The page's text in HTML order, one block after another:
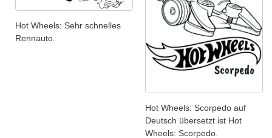
Hot Wheels: Sehr schnelles
Rennauto.
Hot Wheels: Scorpedo auf
Deutsch übersetzt ist Hot
Wheels: Scorpedo.